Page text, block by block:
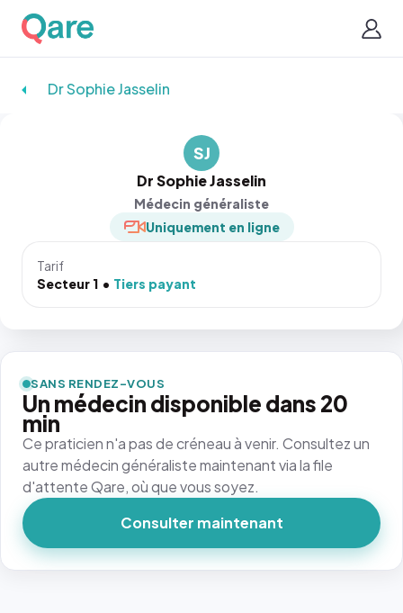
Dr Sophie Jasselin
SJ
Dr Sophie Jasselin
Médecin généraliste
Uniquement en ligne
Tarif
Secteur 1
Tiers payant
SANS RENDEZ-VOUS
Un médecin disponible dans 20
min
Ce praticien n'a pas de créneau à venir. Consultez un
autre médecin généraliste maintenant via la file
d'attente Qare, où que vous soyez.
Consulter maintenant